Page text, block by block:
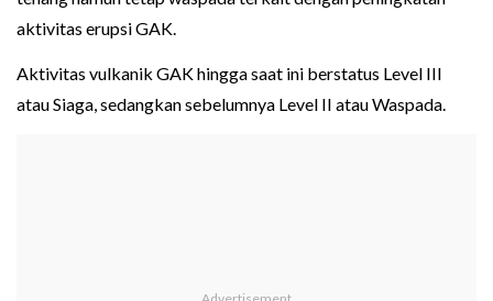
aktivitas erupsi GAK.
Aktivitas vulkanik GAK hingga saat ini berstatus Level III
atau Siaga, sedangkan sebelumnya Level II atau Waspada.